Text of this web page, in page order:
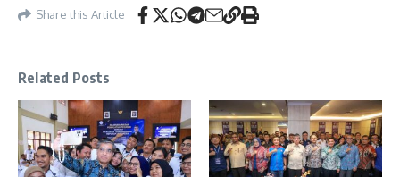
Share this Article
Related Posts